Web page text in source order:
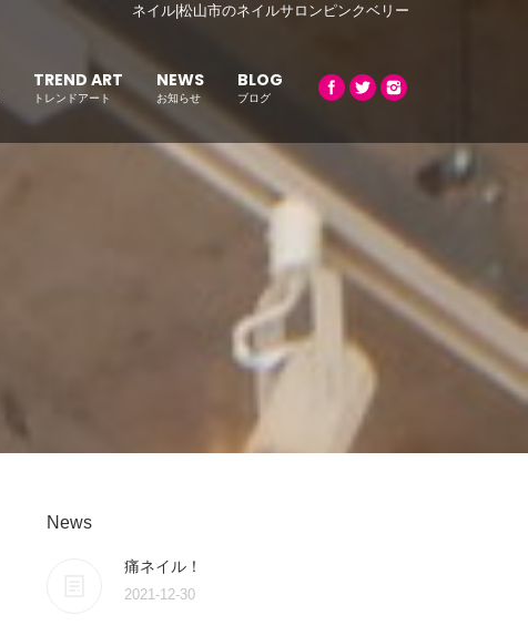
ネイル|松山市のネイルサロンピンクベリー
TREND ART
トレンドアート
NEWS
お知らせ
BLOG
ブログ
News
痛ネイル！
2021-12-30